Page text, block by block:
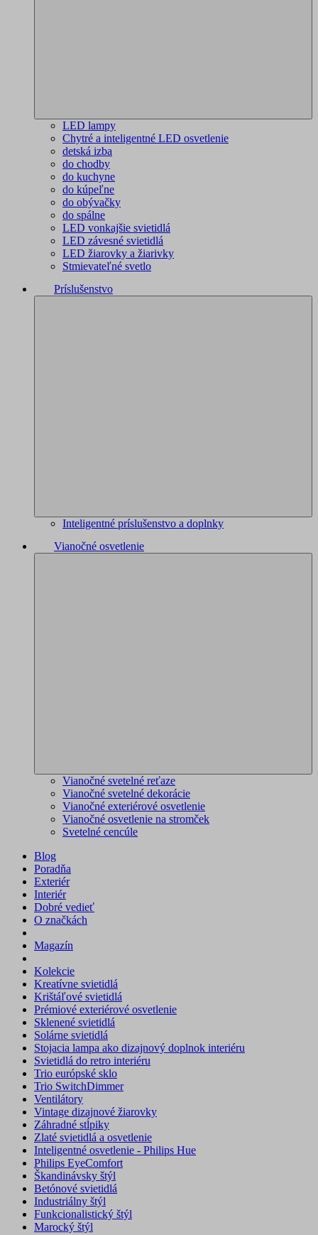
LED lampy
Chytré a inteligentné LED osvetlenie
detská izba
do chodby
do kuchyne
do kúpeľne
do obývačky
do spálne
LED vonkajšie svietidlá
LED závesné svietidlá
LED žiarovky a žiarivky
Stmievateľné svetlo
Príslušenstvo
Inteligentné príslušenstvo a doplnky
Vianočné osvetlenie
Vianočné svetelné reťaze
Vianočné svetelné dekorácie
Vianočné exteriérové osvetlenie
Vianočné osvetlenie na stromček
Svetelné cencúle
Blog
Poradňa
Exteriér
Interiér
Dobré vedieť
O značkách
Magazín
Kolekcie
Kreatívne svietidlá
Krištáľové svietidlá
Prémiové exteriérové osvetlenie
Sklenené svietidlá
Solárne svietidlá
Stojacia lampa ako dizajnový doplnok interiéru
Svietidlá do retro interiéru
Trio európské sklo
Trio SwitchDimmer
Ventilátory
Vintage dizajnové žiarovky
Záhradné stĺpiky
Zlaté svietidlá a osvetlenie
Inteligentné osvetlenie - Philips Hue
Philips EyeComfort
Škandinávsky štýl
Betónové svietidlá
Industriálny štýl
Funkcionalistický štýl
Marocký štýl